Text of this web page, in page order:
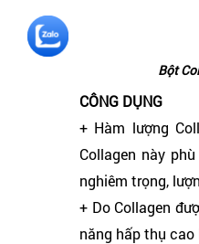
Bột
CÔNG DỤNG
+ ​Hàm lượng
Collagen này
nghiêm trọng,
+ Do Collagen
năng hấp thụ